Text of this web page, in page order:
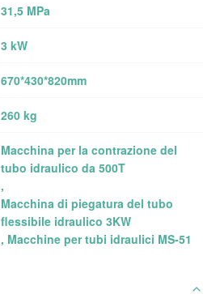
31,5 MPa
3 kW
670*430*820mm
260 kg
Macchina per la contrazione del
tubo idraulico da 500T
,
Macchina di piegatura del tubo
flessibile idraulico 3KW
, Macchine per tubi idraulici MS-51